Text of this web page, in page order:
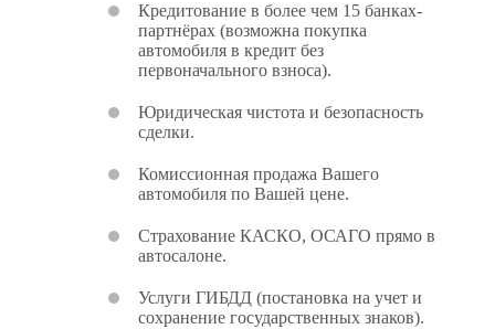
Кредитование в более чем 15 банках-
партнёрах (возможна покупка
автомобиля в кредит без
первоначального взноса).
Юридическая чистота и безопасность
сделки.
Комиссионная продажа Вашего
автомобиля по Вашей цене.
Страхование КАСКО, ОСАГО прямо в
автосалоне.
Услуги ГИБДД (постановка на учет и
сохранение государственных знаков).